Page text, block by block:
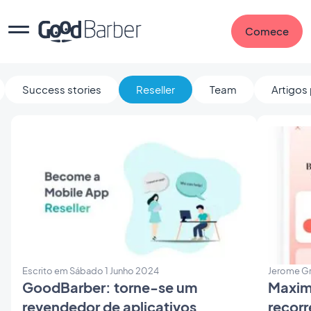
Comece
Success stories Reseller Team Artigos
Escrito em Sábado 1 Junho 2024
GoodBarber: torne-se um
revendedor de aplicativos
Jerome